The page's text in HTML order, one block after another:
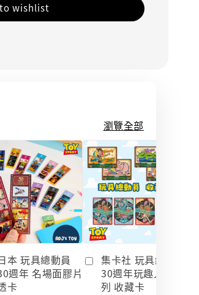
wishlist
瀏覽全部
本 玩具總動員
週年 名場面膠片
卡
集卡社 玩具總動員
30週年玩趣人生系
列 收藏卡